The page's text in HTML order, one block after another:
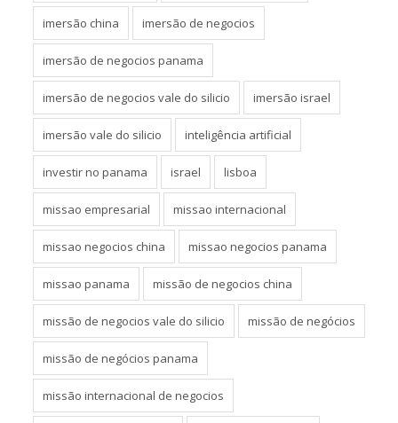
imersão china imersão de negocios
imersão de negocios panama
imersão de negocios vale do silicio imersão israel
imersão vale do silicio inteligência artificial
investir no panama israel lisboa
missao empresarial missao internacional
missao negocios china missao negocios panama
missao panama missão de negocios china
missão de negocios vale do silicio missão de negócios
missão de negócios panama
missão internacional de negocios